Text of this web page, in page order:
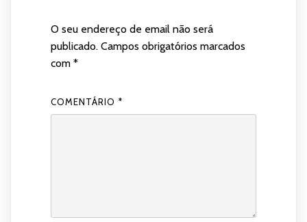
O seu endereço de email não será
publicado. Campos obrigatórios marcados
com*
COMENTÁRIO *